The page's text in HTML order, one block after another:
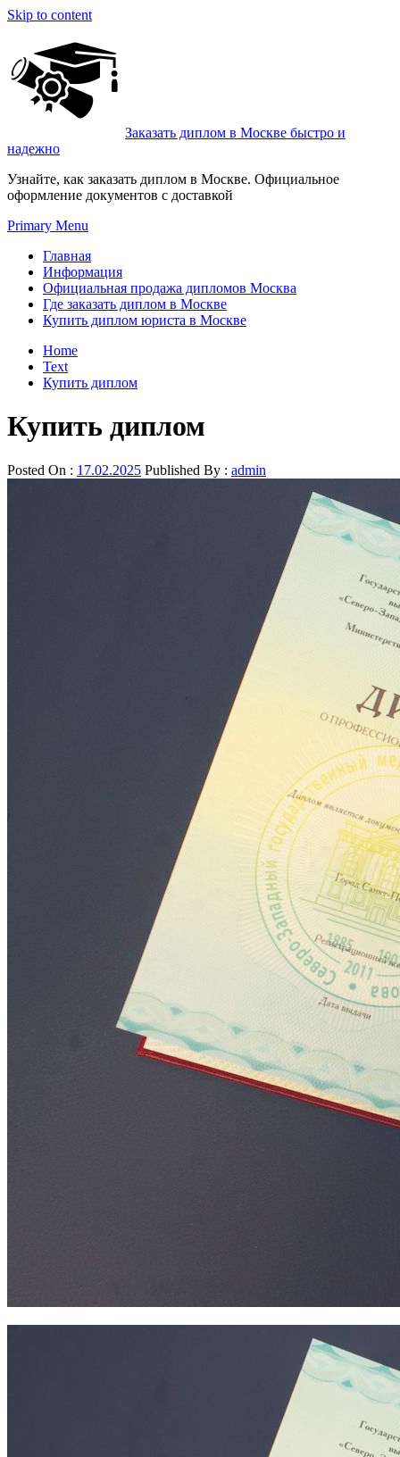
Skip to content
Заказать диплом в Москве быстро и
надежно
Узнайте, как заказать диплом в Москве. Официальное
оформление документов с доставкой
Primary Menu
Главная
Информация
Официальная продажа дипломов Москва
Где заказать диплом в Москве
Купить диплом юриста в Москве
Home
Text
Купить диплом
Купить диплом
Posted On : 17.02.2025 Published By : admin